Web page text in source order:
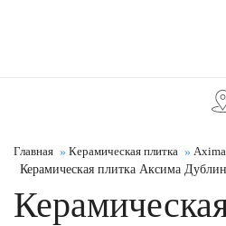
Главная Керамическая плитка Axima
Керамическая плитка Аксима